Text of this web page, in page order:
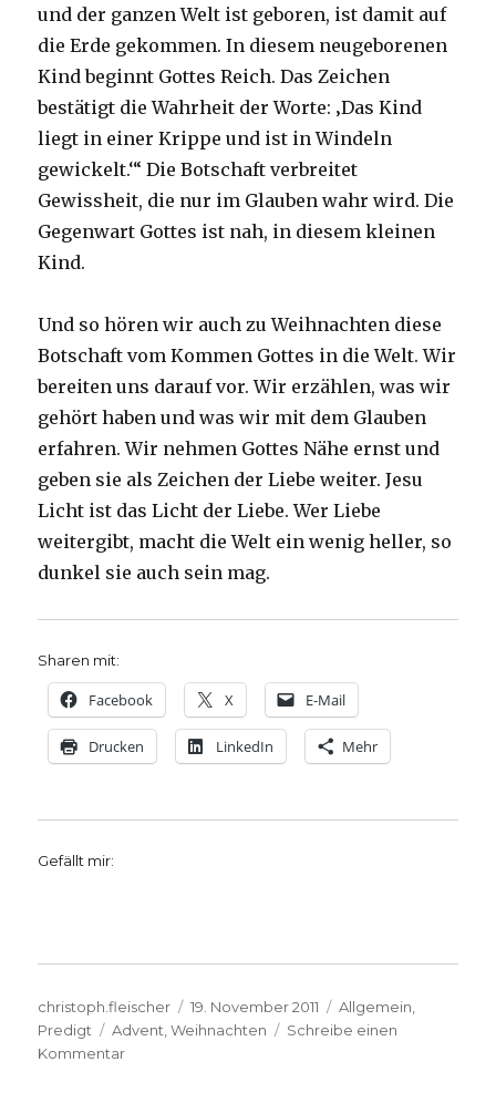
und der ganzen Welt ist geboren, ist damit auf
die Erde gekommen. In diesem neugeborenen
Kind beginnt Gottes Reich. Das Zeichen
bestätigt die Wahrheit der Worte: ‚Das Kind
liegt in einer Krippe und ist in Windeln
gewickelt.‘“ Die Botschaft verbreitet
Gewissheit, die nur im Glauben wahr wird. Die
Gegenwart Gottes ist nah, in diesem kleinen
Kind.
Und so hören wir auch zu Weihnachten diese
Botschaft vom Kommen Gottes in die Welt. Wir
bereiten uns darauf vor. Wir erzählen, was wir
gehört haben und was wir mit dem Glauben
erfahren. Wir nehmen Gottes Nähe ernst und
geben sie als Zeichen der Liebe weiter. Jesu
Licht ist das Licht der Liebe. Wer Liebe
weitergibt, macht die Welt ein wenig heller, so
dunkel sie auch sein mag.
Sharen mit:
Facebook X E-Mail
Drucken LinkedIn Mehr
Gefällt mir:
Autor
christoph.fleischer
Veröffentlicht
am
19. November 2011 Kategorien
Allgemein
Predigt
Schlagwörter
Advent ,Weihnachten
Schreibe einen
Kommentarzu